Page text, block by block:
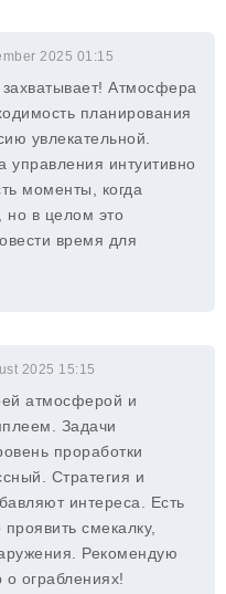
2025 01:15
Атмосфера
планирования
увлекательной.
управления интуитивно
моменты, когда
но в целом это
время для
2025 15:15
атмосферой и
Задачи
проработки
Стратегия и
интереса. Есть
смекалку,
Рекомендую
ограблениях!